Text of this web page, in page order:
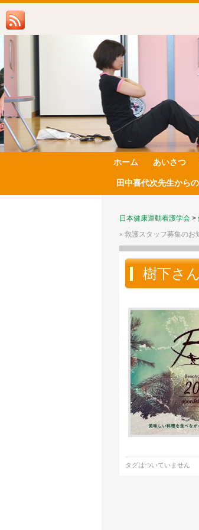
ホーム あいさつ
田中喜代次先生から
日本健康運動看護学会 >
« 救護スタッフ募集のお
樹下さ
タグはついていません